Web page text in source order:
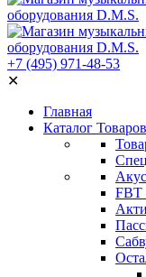
+7 (495) 971-48-53
✕
Главная
Каталог Товаров
FBT